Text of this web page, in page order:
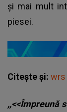
și mai mult
piesei.
Citește și: wrs
,,<<Împreună